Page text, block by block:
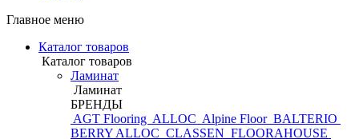
Главное меню
Каталог товаров
Каталог товаров
Ламинат
Ламинат
БРЕНДЫ
AGT Flooring ALLOC Alpine Floor BALTERIO
BERRY ALLOC CLASSEN FLOORAHOUSE